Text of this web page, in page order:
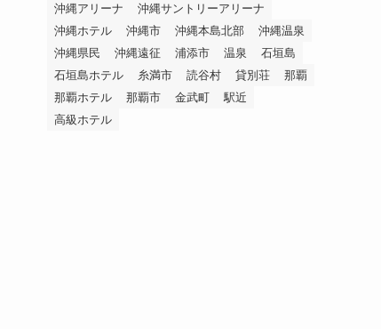
沖縄アリーナ
沖縄サントリーアリーナ
沖縄ホテル
沖縄市 沖縄本島北部
沖縄温泉
沖縄県民
沖縄遠征 浦添市 温泉
石垣島
石垣島ホテル
糸満市 読谷村 貸別荘
那覇
那覇ホテル
那覇市 金武町
駅近
高級ホテル